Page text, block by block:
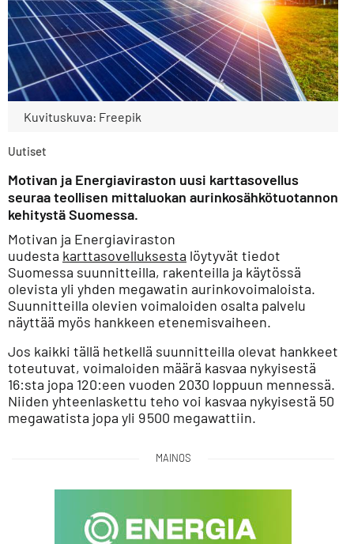
Kuvituskuva: Freepik
Uutiset
Motivan ja Energiaviraston uusi karttasovellus
seuraa teollisen mittaluokan aurinkosähkötuotannon
kehitystä Suomessa.
Motivan ja Energiaviraston
uudesta karttasovelluksesta löytyvät tiedot
Suomessa suunnitteilla, rakenteilla ja käytössä
olevista yli yhden megawatin aurinkovoimaloista.
Suunnitteilla olevien voimaloiden osalta palvelu
näyttää myös hankkeen etenemisvaiheen.
Jos kaikki tällä hetkellä suunnitteilla olevat hankkeet
toteutuvat, voimaloiden määrä kasvaa nykyisestä
16:sta jopa 120:een vuoden 2030 loppuun mennessä.
Niiden yhteenlaskettu teho voi kasvaa nykyisestä 50
megawatista jopa yli 9 500 megawattiin.
MAINOS